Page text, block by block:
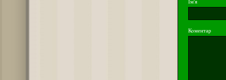
Ім'я
Коментар